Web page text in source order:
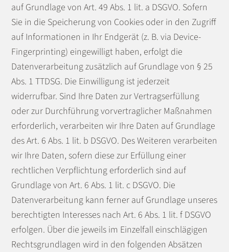
auf Grundlage von Art. 49 Abs. 1 lit. a DSGVO. Sofern
Sie in die Speicherung von Cookies oder in den Zugriff
auf Informationen in Ihr Endgerät (z. B. via Device-
Fingerprinting) eingewilligt haben, erfolgt die
Datenverarbeitung zusätzlich auf Grundlage von § 25
Abs. 1 TTDSG. Die Einwilligung ist jederzeit
widerrufbar. Sind Ihre Daten zur Vertragserfüllung
oder zur Durchführung vorvertraglicher Maßnahmen
erforderlich, verarbeiten wir Ihre Daten auf Grundlage
des Art. 6 Abs. 1 lit. b DSGVO. Des Weiteren verarbeiten
wir Ihre Daten, sofern diese zur Erfüllung einer
rechtlichen Verpflichtung erforderlich sind auf
Grundlage von Art. 6 Abs. 1 lit. c DSGVO. Die
Datenverarbeitung kann ferner auf Grundlage unseres
berechtigten Interesses nach Art. 6 Abs. 1 lit. f DSGVO
erfolgen. Über die jeweils im Einzelfall einschlägigen
Rechtsgrundlagen wird in den folgenden Absätzen